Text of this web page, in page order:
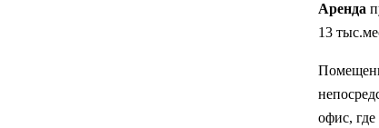
Аренда
13
офис,